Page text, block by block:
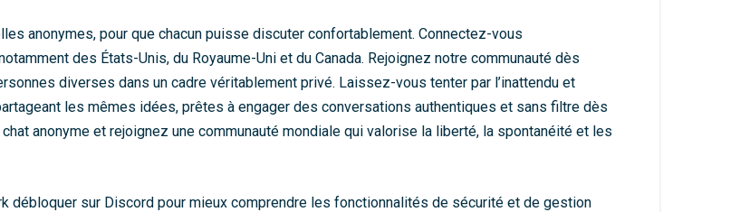
anonymes, pour que chacun puisse discuter confortablement. Connectez-vous
des États-Unis, du Royaume-Uni et du Canada. Rejoignez notre communauté dès
diverses dans un cadre véritablement privé. Laissez-vous tenter par l’inattendu et
les mêmes idées, prêtes à engager des conversations authentiques et sans filtre dès
chat anonyme et rejoignez une communauté mondiale qui valorise la liberté, la spontanéité et les
débloquer sur Discord pour mieux comprendre les fonctionnalités de sécurité et de gestion